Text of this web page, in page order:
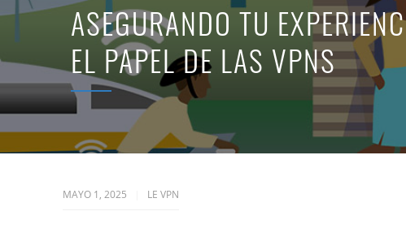
ASEGURANDO TU
EL PAPEL DE LAS VPNS
MAYO 1, 2025 LE VPN